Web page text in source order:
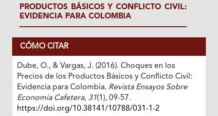
PRODUCTOS BÁSICOS Y CONFLICTO CIVIL:
EVIDENCIA PARA COLOMBIA
CÓMO CITAR
Dube, O., & Vargas, J. (2016). Choques en los
Precios de los Productos Básicos y Conflicto Civil:
Evidencia para Colombia. Revista Ensayos Sobre
Economía Cafetera, 31(1), 09-57.
https://doi.org/10.38141/10788/031-1-2